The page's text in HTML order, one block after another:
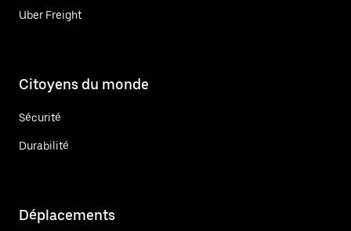
Uber Freight
Citoyens du monde
Sécurité
Durabilité
Déplacements